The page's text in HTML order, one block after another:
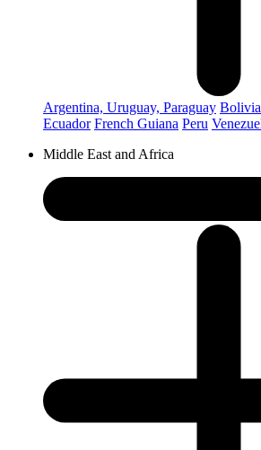
Argentina, Uruguay, Paraguay Bolivia
Ecuador French Guiana Peru
Middle East and Africa